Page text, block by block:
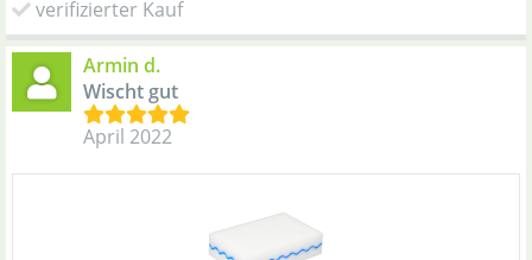
verifizierter Kauf
Armin d.
Wischt gut
April 2022